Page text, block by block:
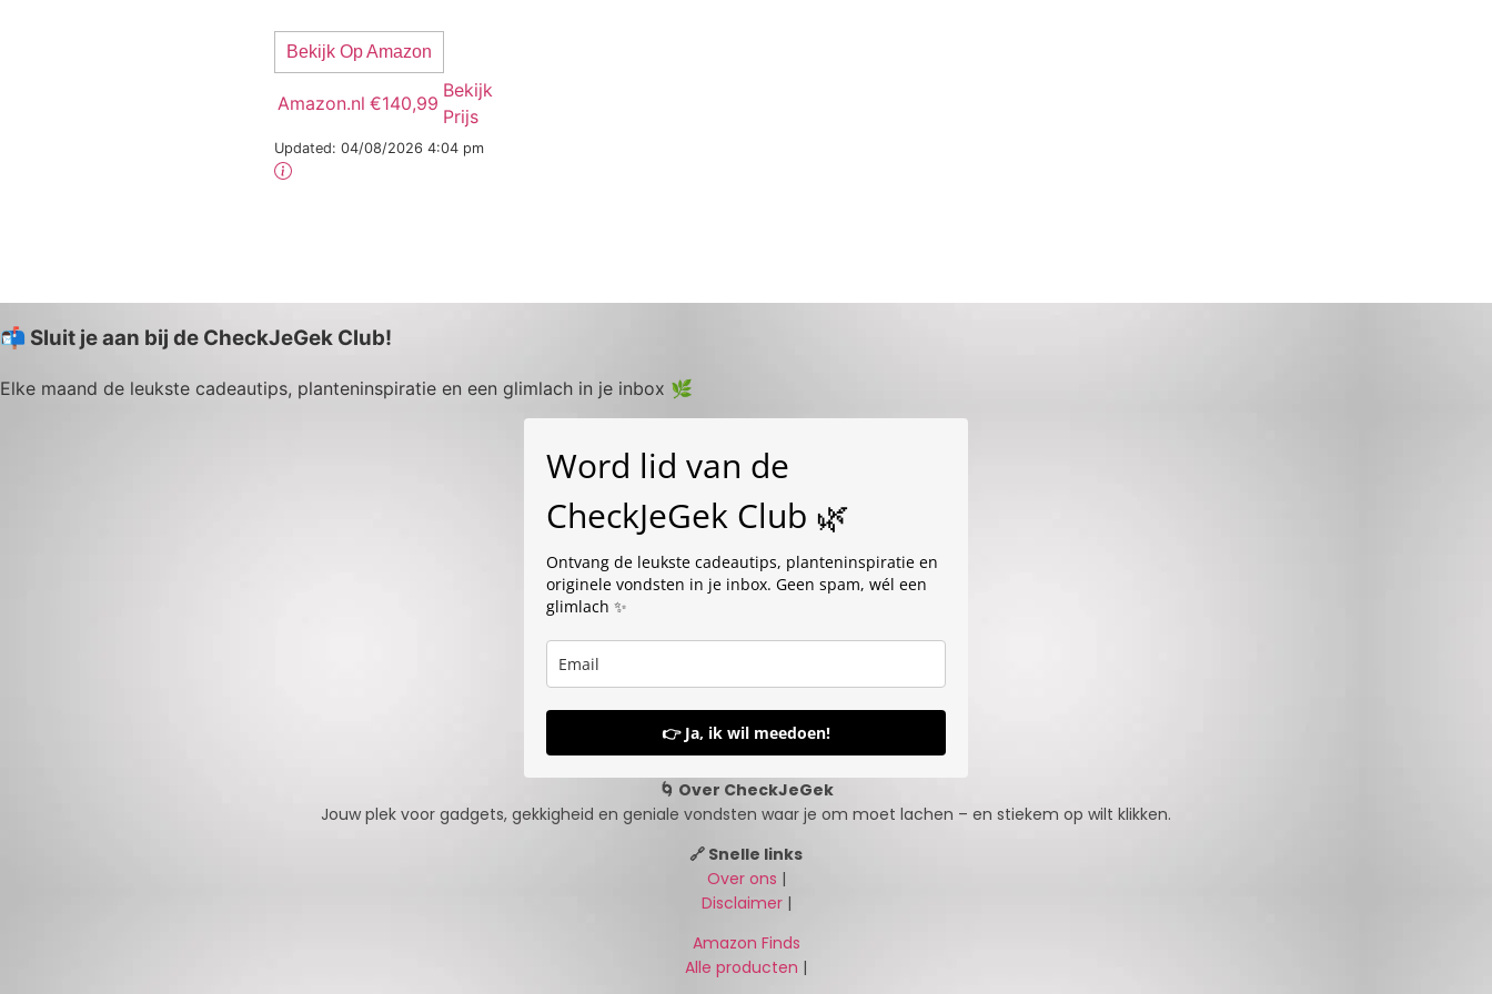
Bekijk Op Amazon
Amazon.nl €140,99
Bekijk
Prijs
Updated: 04/08/2026 4:04 pm
📬 Sluit je aan bij de CheckJeGek Club!
Elke maand de leukste cadeautips, planteninspiratie en een glimlach in je inbox 🌿
Word lid van de
CheckJeGek Club 🌿
Ontvang de leukste cadeautips, planteninspiratie en
originele vondsten in je inbox. Geen spam, wél een
glimlach ✨
👉 Ja, ik wil meedoen!
🌀 Over CheckJeGek
Jouw plek voor gadgets, gekkigheid en geniale vondsten waar je om moet lachen – en stiekem op wilt klikken.
🔗 Snelle links
Over ons |
Disclaimer|
Amazon Finds
Alle producten |